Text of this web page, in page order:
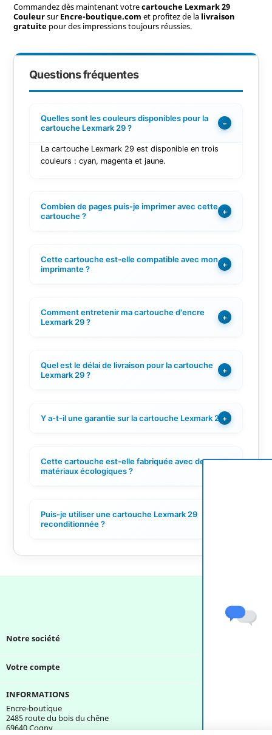
Commandez dès maintenant votrecartouche Lexmark 29
CouleursurEncre-boutique.com et profitez de la livraison
gratuitepour des impressions toujours réussies.
Questions fréquentes
Quelles sont les couleurs disponibles pour la
cartouche Lexmark 29 ?
−
La cartouche Lexmark 29 est disponible en trois
couleurs : cyan, magenta et jaune.
Combien de pages puis-je imprimer avec cette
cartouche ?
+
Cette cartouche est-elle compatible avec mon
imprimante ?
+
Comment entretenir ma cartouche d'encre
Lexmark 29 ?
+
Quel est le délai de livraison pour la cartouche
Lexmark 29 ?
+
Y a-t-il une garantie sur la cartouche Lexmark 29 ?
+
Cette cartouche est-elle fabriquée avec des
matériaux écologiques ?
Puis-je utiliser une cartouche Lexmark 29
reconditionnée ?
Notre société
Votre compte
INFORMATIONS
Encre-boutique
2485 route du bois du chêne
69640 Cogny